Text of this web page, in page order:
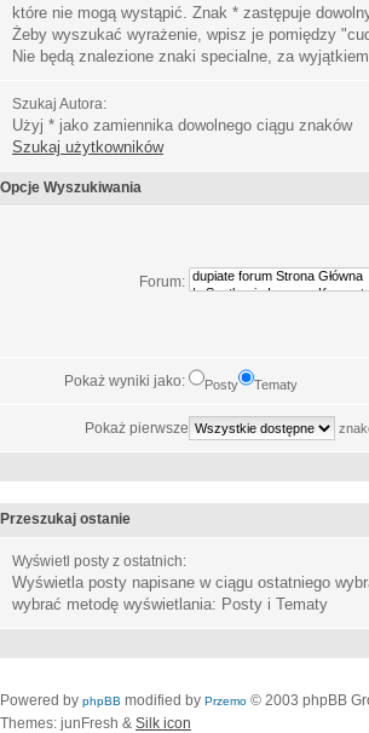
które nie mogą wystąpić. Znak * zastępuje
Żeby wyszukać wyrażenie, wpisz je pomiędzy "
Nie będą znalezione znaki specialne, za
Szukaj Autora:
Użyj * jako zamiennika dowolnego ciągu znaków
Szukaj użytkowników
Opcje Wyszukiwania
Forum:
Pokaż wyniki jako: Posty Tematy
Pokaż pierwsze
Przeszukaj ostanie
Wyświetl posty z ostatnich:
Wyświetla posty napisane w ciągu ostatniego
wybrać metodę wyświetlania: Posty i Tematy
Powered by phpBB modified by Przemo © 2003 phpBB
Themes: junFresh & Silk icon